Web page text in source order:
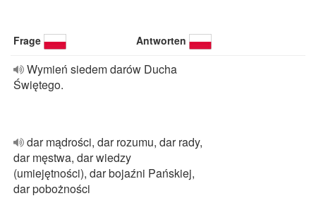
Frage Antworten
Wymień siedem darów Ducha
Świętego.
dar mądrości, dar rozumu, dar rady,
dar męstwa, dar wiedzy
(umiejętności), dar bojaźni Pańskiej,
dar pobożności